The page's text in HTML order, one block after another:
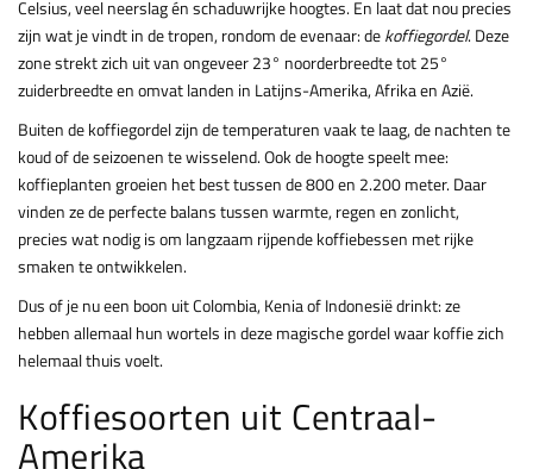
Celsius, veel neerslag én schaduwrijke hoogtes. En laat dat nou precies
zijn wat je vindt in de tropen, rondom de evenaar: dekoffiegordel. Deze
zone strekt zich uit van ongeveer 23° noorderbreedte tot 25°
zuiderbreedte en omvat landen in Latijns-Amerika, Afrika en Azië.
Buiten de koffiegordel zijn de temperaturen vaak te laag, de nachten te
koud of de seizoenen te wisselend. Ook de hoogte speelt mee:
koffieplanten groeien het best tussen de 800 en 2.200 meter. Daar
vinden ze de perfecte balans tussen warmte, regen en zonlicht,
precies wat nodig is om langzaam rijpende koffiebessen met rijke
smaken te ontwikkelen.
Dus of je nu een boon uit Colombia, Kenia of Indonesië drinkt: ze
hebben allemaal hun wortels in deze magische gordel waar koffie zich
helemaal thuis voelt.
Koffiesoorten uit Centraal-
Amerika